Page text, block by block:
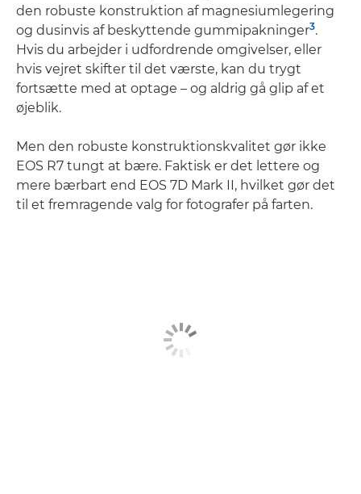
den robuste konstruktion af magnesiumlegering
og dusinvis af beskyttende gummipakninger3.
Hvis du arbejder i udfordrende omgivelser, eller
hvis vejret skifter til det værste, kan du trygt
fortsætte med at optage – og aldrig gå glip af et
øjeblik.
Men den robuste konstruktionskvalitet gør ikke
EOS R7 tungt at bære. Faktisk er det lettere og
mere bærbart end EOS 7D Mark II, hvilket gør det
til et fremragende valg for fotografer på farten.